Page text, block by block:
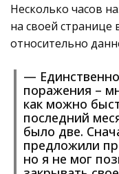
Несколько часов
на своей
относительно
—
поражения –
как можно
последний
было две.
предложили
но я не мог